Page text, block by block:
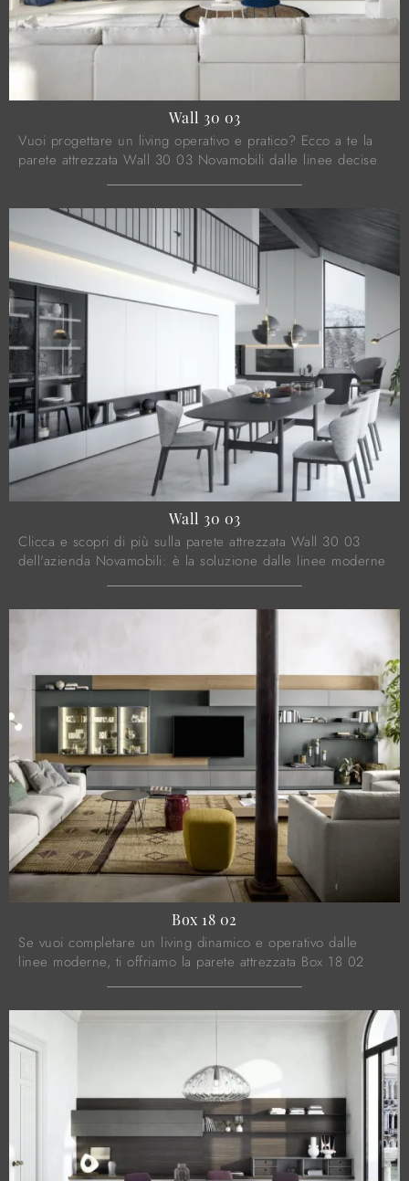
Wall 30 03
Vuoi progettare un living operativo e pratico? Ecco a te la
parete attrezzata Wall 30 03 Novamobili dalle linee decise
Wall 30 03
Clicca e scopri di più sulla parete attrezzata Wall 30 03
dell'azienda Novamobili: è la soluzione dalle linee moderne
Box 18 02
Se vuoi completare un living dinamico e operativo dalle
linee moderne, ti offriamo la parete attrezzata Box 18 02